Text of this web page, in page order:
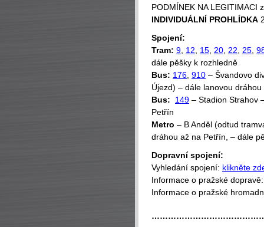
PODMÍNEK NA LEGITIMACI
INDIVIDUÁLNÍ PROHLÍDKA
Spojení:
Tram: 9 12 15 20 22 25
dále pěšky k rozhledně
Bus: 176 910 – Švandovo
Újezd) – dále lanovou
Bus:
149 – Stadion Strahov
Petřín
Metro – B Anděl (odtud
dráhou až na Petřín, – dále
Dopravní spojení:
Vyhledání spojení: klikněte
Informace o pražské
Informace o pražské